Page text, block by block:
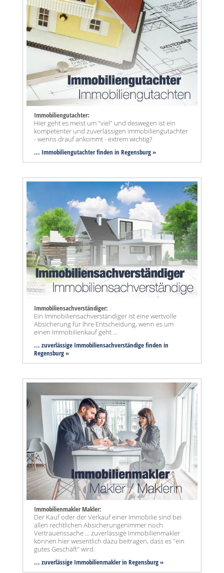
Immobiliengutachter:
Hier geht es meist um "viel" und deswegen ist ein
kompetenter und zuverlässigen immobiliengutachter
- wenns drauf ankommt - extrem wichtig?
... Immobiliengutachter finden in Regensburg »
Immobiliensachverständiger:
Ein Immobiliensachverständiger ist eine wertvolle
Absicherung für Ihre Entscheidung, wenn es um
einen Immobilienkauf geht ...
... zuverlässige Immobiliensachverständige finden in
Regensburg »
Immobilienmakler Makler:
Der Kauf oder der Verkauf einer Immobilie sind bei
allen rechtlichen Absicherungenimmer noch
Vertrauenssache ... zuverlässige Immobilienmakler
können hier wesentlich dazu beitragen, dass es "ein
gutes Geschäft" wird.
... zuverlässige Immobilienmakler in Regensburg »